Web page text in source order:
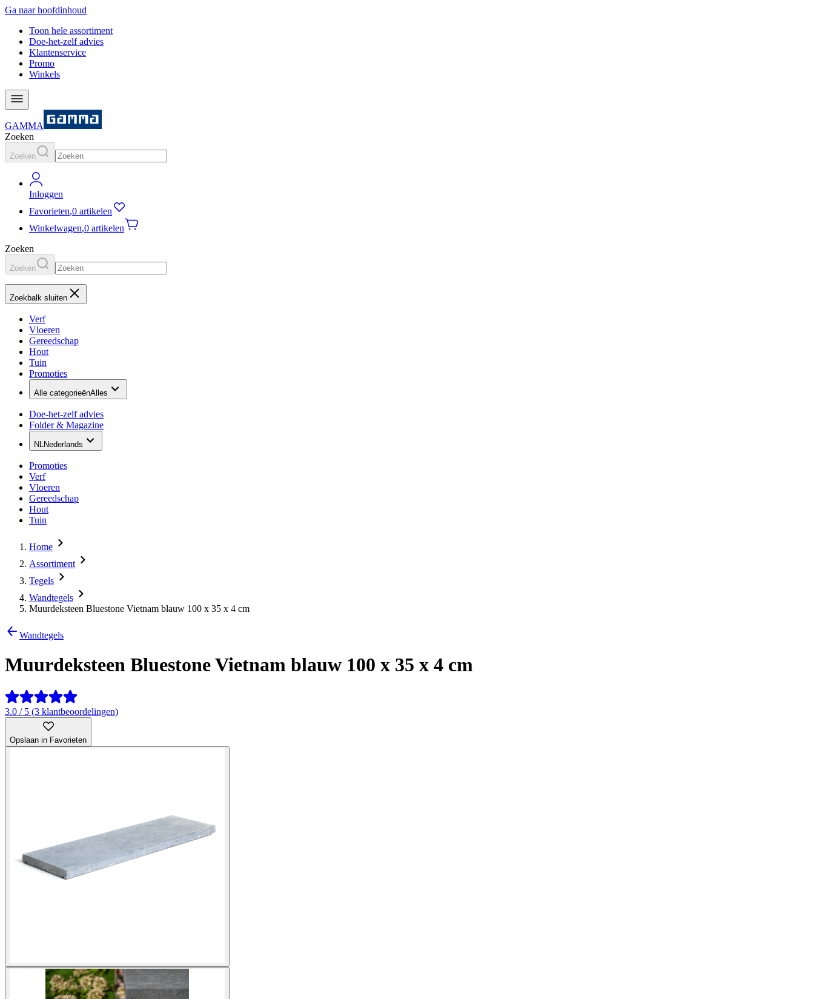
Ga naar hoofdinhoud
Toon hele assortiment
Doe-het-zelf advies
Klantenservice
Promo
Winkels
GAMMA
Zoeken
Zoeken
Inloggen
Favorieten,0 artikelen
Winkelwagen,0 artikelen
Zoeken
Zoeken
Zoekbalk sluiten
Verf
Vloeren
Gereedschap
Hout
Tuin
Promoties
Alle categorieënAlles
Doe-het-zelf advies
Folder & Magazine
NLNederlands
Promoties
Verf
Vloeren
Gereedschap
Hout
Tuin
Home
Assortiment
Tegels
Wandtegels
Muurdeksteen Bluestone Vietnam blauw 100 x 35 x 4 cm
Wandtegels
Muurdeksteen Bluestone Vietnam blauw 100 x 35 x 4 cm
3.0 / 5 (3 klantbeoordelingen)
Opslaan in Favorieten